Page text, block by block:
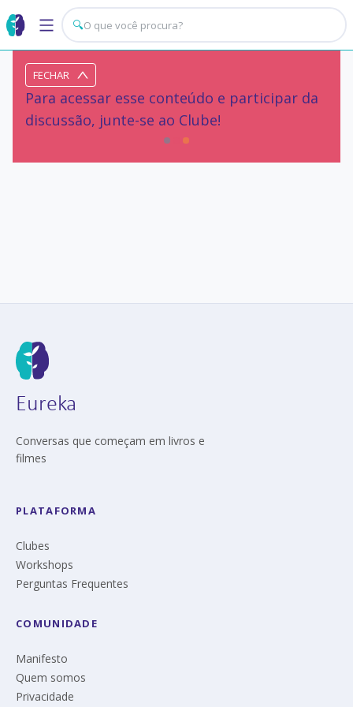
🔍
FECHAR
Para acessar esse conteúdo e participar da
discussão, junte-se ao Clube!
Eureka
Conversas que começam em livros e
filmes
PLATAFORMA
Clubes
Workshops
Perguntas Frequentes
COMUNIDADE
Manifesto
Quem somos
Privacidade